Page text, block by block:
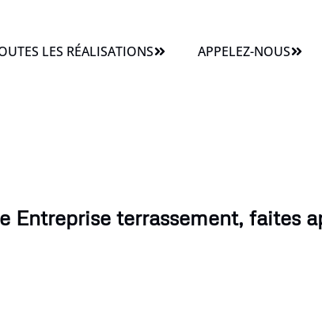
LES RÉALISATIONS APPELEZ-NOUS
Entreprise terrassement, faites